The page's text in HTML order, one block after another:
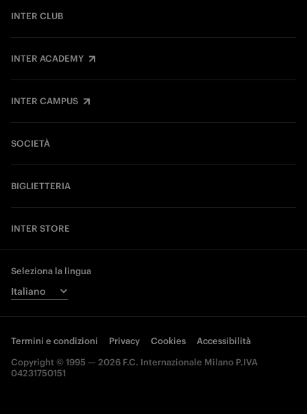
INTER CLUB
INTER ACADEMY
INTER CAMPUS
SOCIETÀ
BIGLIETTERIA
INTER STORE
Seleziona la lingua
Termini e condizioni Privacy Cookies
Accessibilità
Copyright © 1995 — 2026 F.C. Internazionale Milano P.IVA
04231750151